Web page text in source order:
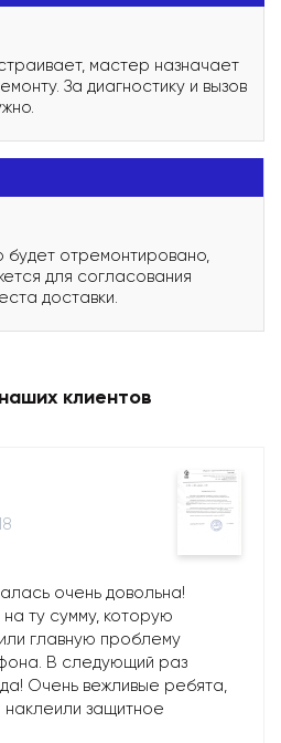
мастер назначает
За диагностику и вызов
будет отремонтировано,
для согласования
доставки.
клиентов
очень довольна!
ту сумму, которую
главную проблему
В следующий раз
Очень вежливые ребята,
наклеили защитное